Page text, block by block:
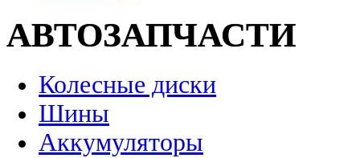
АВТОЗАПЧАСТИ
Колесные диски
Шины
Аккумуляторы